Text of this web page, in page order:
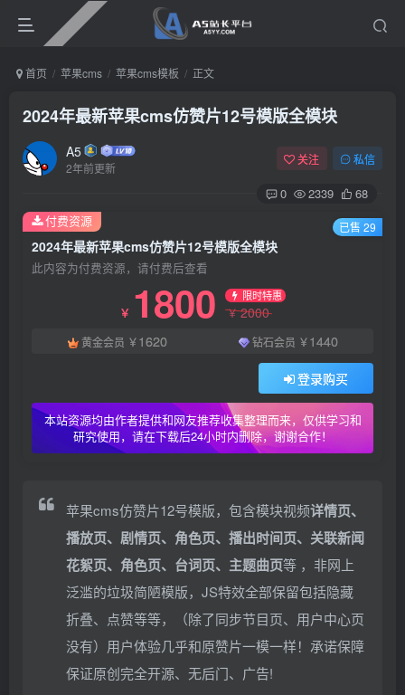
首页 苹果cms 苹果cms模板 正文
2024年最新苹果cms仿赞片12号模版全模块
A5
2年前更新
关注 私信
0 2339 68
2024年最新苹果cms仿赞片12号模版全模块
此内容为付费资源，请付费后查看
￥ 1800 限时特惠
￥2000
黄金会员 ￥1620 钻石会员 ￥1440
登录购买
本站资源均由作者提供和网友推荐收集整理而来，仅供学习和
研究使用，请在下载后24小时内删除，谢谢合作！
付费资源 已售 29
苹果cms仿赞片12号模版，包含模块视频详情页、
播放页、剧情页、角色页、播出时间页、关联新闻
花絮页、角色页、台词页、主题曲页等 ，非网上
泛滥的垃圾简陋模版，JS特效全部保留包括隐藏
折叠、点赞等等，（除了同步节目页、用户中心页
没有）用户体验几乎和原赞片一模一样！承诺保障
保证原创完全开源、无后门、广告!